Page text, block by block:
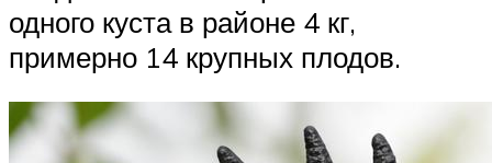
одного куста в районе 4 кг,
примерно 14 крупных плодов.